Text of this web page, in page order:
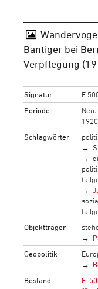
Bantiger bei
Verpflegung
Signatur
F
Periode
1920
Schlagwörter
Objektträger
Geopolitik
Bestand